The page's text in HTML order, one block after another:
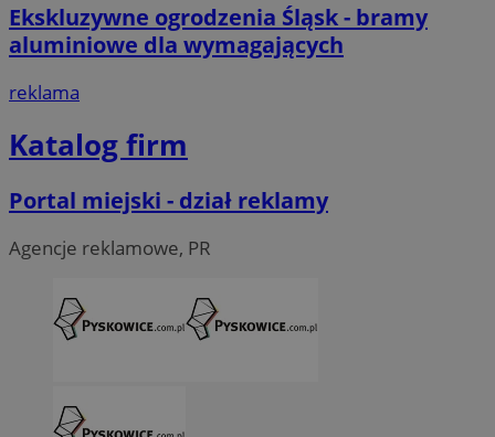
Ekskluzywne ogrodzenia Śląsk - bramy
aluminiowe dla wymagających
reklama
Katalog firm
Portal miejski - dział reklamy
Agencje reklamowe, PR